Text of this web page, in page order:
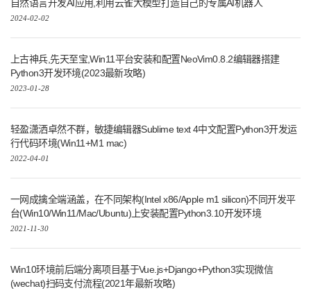
自然语言开发AI应用,利用云雀大模型打造自己的专属AI机器人
2024-02-02
上古神兵,先天至宝,Win11平台安装和配置NeoVim0.8.2编辑器搭建
Python3开发环境(2023最新攻略)
2023-01-28
轻盈潇洒卓然不群，敏捷编辑器Sublime text 4中文配置Python3开发运
行代码环境(Win11+M1 mac)
2022-04-01
一网成擒全端涵盖，在不同架构(Intel x86/Apple m1 silicon)不同开发平
台(Win10/Win11/Mac/Ubuntu)上安装配置Python3.10开发环境
2021-11-30
Win10环境前后端分离项目基于Vue.js+Django+Python3实现微信
(wechat)扫码支付流程(2021年最新攻略)